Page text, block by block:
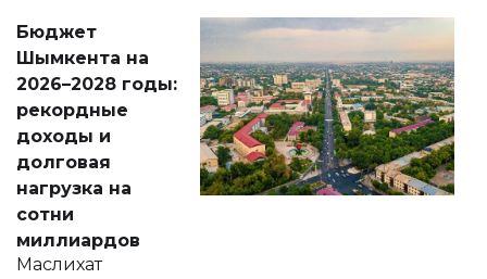
народу
Венесуэлы.
Бюджет
Шымкента на
2026–2028 годы:
рекордные
доходы и
долговая
нагрузка на
сотни
миллиардов
Маслихат